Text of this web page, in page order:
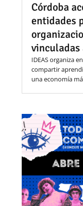
Córdoba
entidades
vinculadas
IDEAS organiza
compartir
una economía